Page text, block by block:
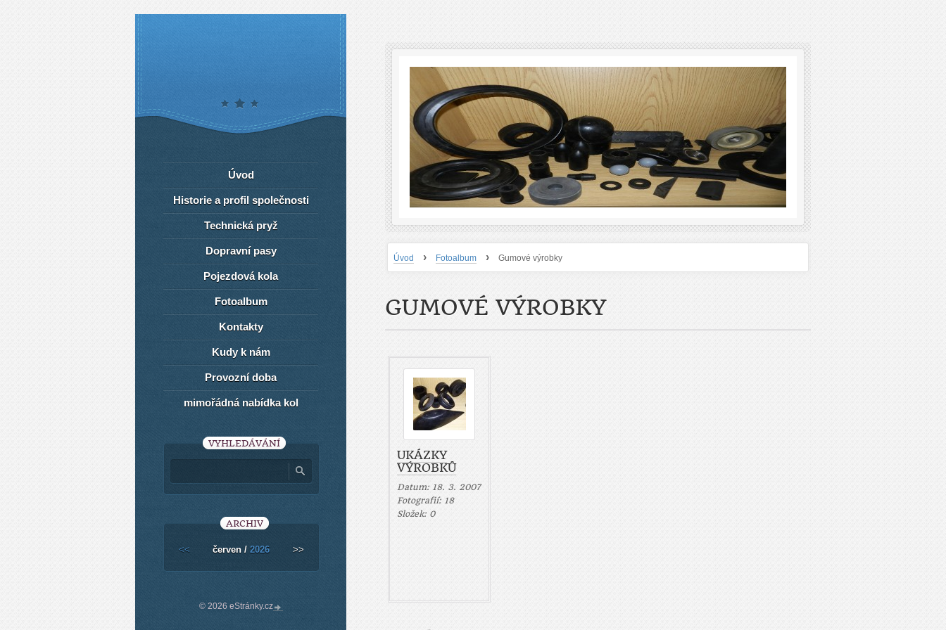
Úvod › Fotoalbum › Gumové výrobky
GUMOVÉ VÝROBKY
UKÁZKY
VÝROBKŮ
Datum: 18. 3. 2007
Fotografií: 18
Složek: 0
Úvod
Historie a profil společnosti
Technická pryž
Dopravní pasy
Pojezdová kola
Fotoalbum
Kontakty
Kudy k nám
Provozní doba
mimořádná nabídka kol
VYHLEDÁVÁNÍ
ARCHIV
<< červen / 2026 >>
© 2026 eStránky.cz